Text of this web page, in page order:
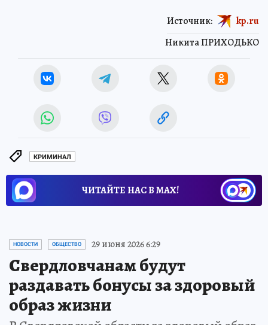
Никита ПРИХОДЬКО
Источник: kp.ru
КРИМИНАЛ
ЧИТАЙТЕ НАС В МАХ!
НОВОСТИ ОБЩЕСТВО 29 июня 2026 6:29
Свердловчанам будут
раздавать бонусы за здоровый
образ жизни